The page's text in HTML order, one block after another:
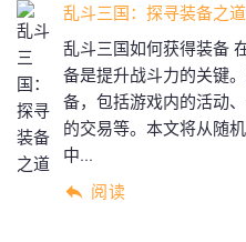
乱斗三国：探寻装备之道
乱斗三国如何获得装备
备是提升战斗力的关键
备，包括游戏内的活动
的交易等。本文将从随
中...
阅读